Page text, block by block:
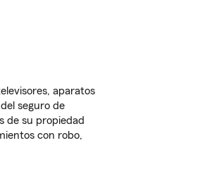
aparatos
seguro de
de su propiedad
con robo,